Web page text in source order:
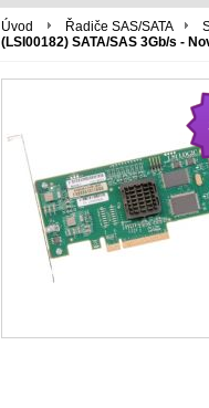
Úvod Řadiče SAS/SATA
(LSI00182) SATA/SAS 3Gb/s -